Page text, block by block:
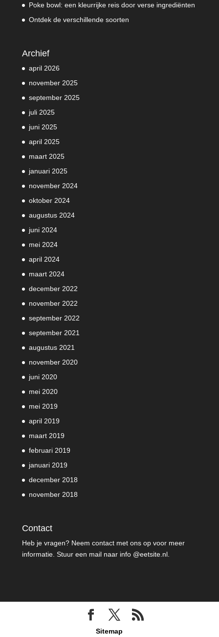
Poke bowl: een kleurrijke reis door verse ingrediënten
Ontdek de verschillende soorten
Archief
april 2026
november 2025
september 2025
juli 2025
juni 2025
april 2025
maart 2025
januari 2025
november 2024
oktober 2024
augustus 2024
juni 2024
mei 2024
april 2024
maart 2024
december 2022
november 2022
september 2022
september 2021
augustus 2021
november 2020
juni 2020
mei 2020
mei 2019
april 2019
maart 2019
februari 2019
januari 2019
december 2018
november 2018
Contact
Heb je vragen? Neem contact met ons op voor meer
informatie. Stuur een mail naar info @eetsite.nl.
Sitemap